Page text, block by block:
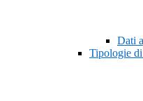
Dati
Tipologie